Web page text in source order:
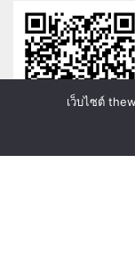
เว็บไซต์